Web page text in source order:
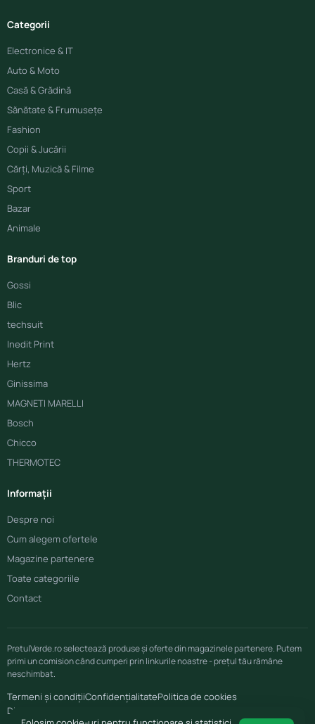
Categorii
Electronice & IT
Auto & Moto
Casă & Grădină
Sănătate & Frumusețe
Fashion
Copii & Jucării
Cărți, Muzică & Filme
Sport
Bazar
Animale
Branduri de top
Gossi
Blic
techsuit
Inedit Print
Hertz
Ginissima
MAGNETI MARELLI
Bosch
Chicco
THERMOTEC
Informații
Despre noi
Cum alegem ofertele
Magazine partenere
Toate categoriile
Contact
PretulVerde.ro selectează produse și oferte din magazinele partenere. Putem
primi un comision când cumperi prin linkurile noastre - prețul tău rămâne
neschimbat.
Termeni și condițiiConfidențialitatePolitica de cookies
Disclaimer afiliere